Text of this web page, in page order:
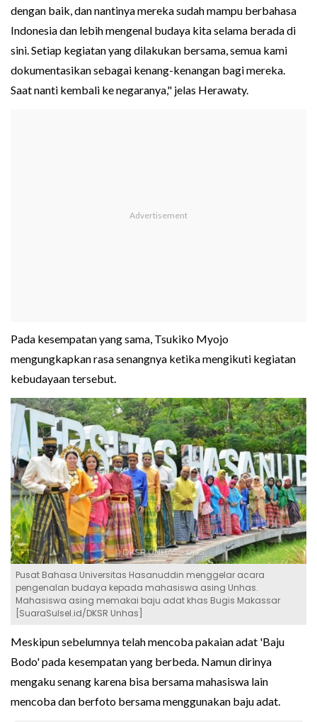
dengan baik, dan nantinya mereka sudah mampu berbahasa
Indonesia dan lebih mengenal budaya kita selama berada di
sini. Setiap kegiatan yang dilakukan bersama, semua kami
dokumentasikan sebagai kenang-kenangan bagi mereka.
Saat nanti kembali ke negaranya," jelas Herawaty.
Pada kesempatan yang sama, Tsukiko Myojo
mengungkapkan rasa senangnya ketika mengikuti kegiatan
kebudayaan tersebut.
Pusat Bahasa Universitas Hasanuddin menggelar acara
pengenalan budaya kepada mahasiswa asing Unhas.
Mahasiswa asing memakai baju adat khas Bugis Makassar
[SuaraSulsel.id/DKSR Unhas]
Meskipun sebelumnya telah mencoba pakaian adat 'Baju
Bodo' pada kesempatan yang berbeda. Namun dirinya
mengaku senang karena bisa bersama mahasiswa lain
mencoba dan berfoto bersama menggunakan baju adat.